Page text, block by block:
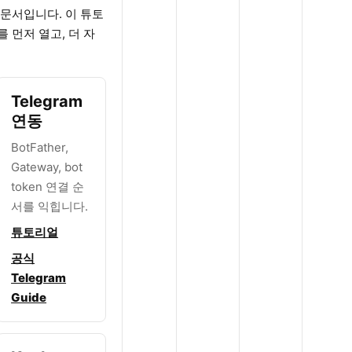
서입니다. 이 튜토
먼저 열고, 더 자
Telegram
연동
BotFather,
Gateway, bot
token 연결 순
서를 익힙니다.
튜토리얼
공식
Telegram
Guide